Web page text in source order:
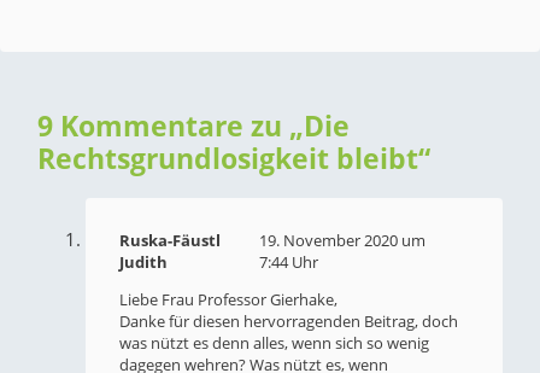
9 Kommentare zu „Die
Rechtsgrundlosigkeit bleibt“
Ruska-Fäustl
Judith
19. November 2020 um
7:44 Uhr
Liebe Frau Professor Gierhake,
Danke für diesen hervorragenden Beitrag, doch
was nützt es denn alles, wenn sich so wenig
dagegen wehren? Was nützt es, wenn